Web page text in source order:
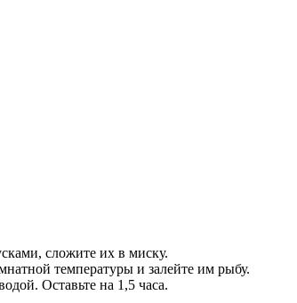
сложите их в миску.
температуры и залейте им рыбу.
Оставьте на 1,5 часа.